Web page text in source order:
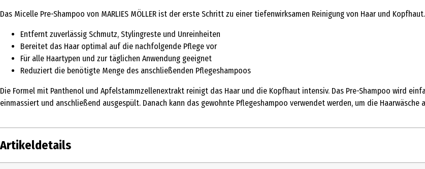
Das Micelle Pre-Shampoo von MARLIES MÖLLER ist der erste Schritt zu einer tiefenwirksamen Reinigung von Haar und Kopfhaut.
Entfernt zuverlässig Schmutz, Stylingreste und Unreinheiten
Bereitet das Haar optimal auf die nachfolgende Pflege vor
Für alle Haartypen und zur täglichen Anwendung geeignet
Reduziert die benötigte Menge des anschließenden Pflegeshampoos
Die Formel mit Panthenol und Apfelstammzellenextrakt reinigt das Haar und die Kopfhaut intensiv. Das Pre-Shampoo wird
einmassiert und anschließend ausgespült. Danach kann das gewohnte Pflegeshampoo verwendet werden, um die Haarwäsche
Artikeldetails